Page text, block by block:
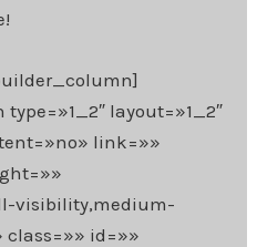
layout=»1_2″
link=»»
visibility,medium-
id=»»